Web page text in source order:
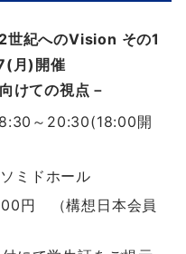
紀へのVision その1
月)開催
けての視点－
～20:30(18:00開
ミドホール
円 （構想日本会員